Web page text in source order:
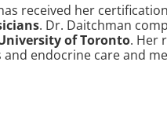
received her
. Dr. Daitchman
of Toronto. Her
endocrine care and